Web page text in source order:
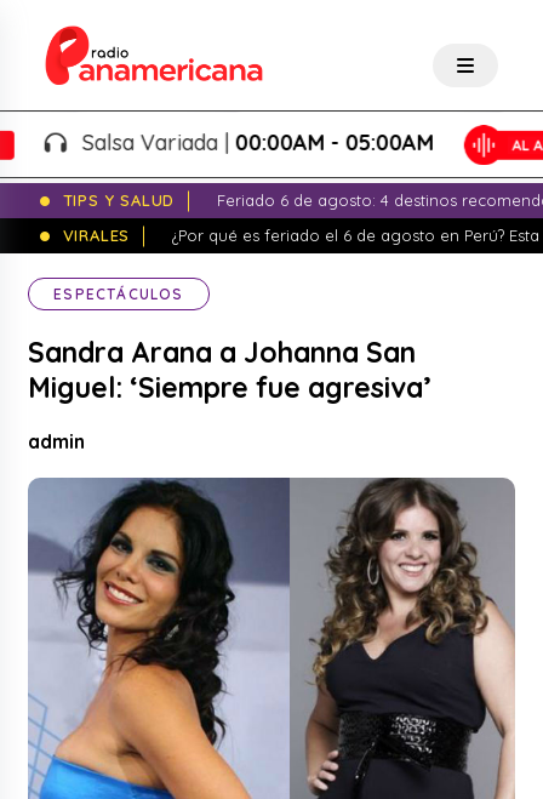
Salsa Variada |00:00AM - 05:00AM
TIPS Y SALUD
Feriado 6 de agosto: 4 destinos
VIRALES
¿Por qué es feriado el 6 de agosto en Perú?
ESPECTÁCULOS
Sandra Arana a Johanna San
Miguel: ‘Siempre fue agresiva’
admin